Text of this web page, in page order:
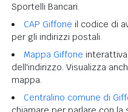
Sportelli Bancari.
CAP Giffone il codice di
per gli indirizzi postali.
Mappa Giffone
dell'indirizzo. Visualizza
mappa.
Centralino comune di